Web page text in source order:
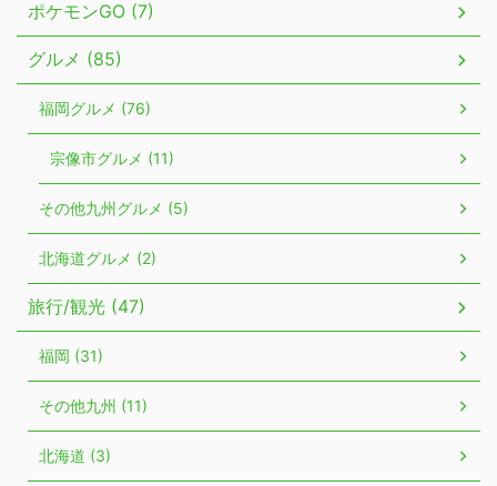
ポケモンGO (7)
グルメ (85)
福岡グルメ (76)
宗像市グルメ (11)
その他九州グルメ (5)
北海道グルメ (2)
旅行/観光 (47)
福岡 (31)
その他九州 (11)
北海道 (3)